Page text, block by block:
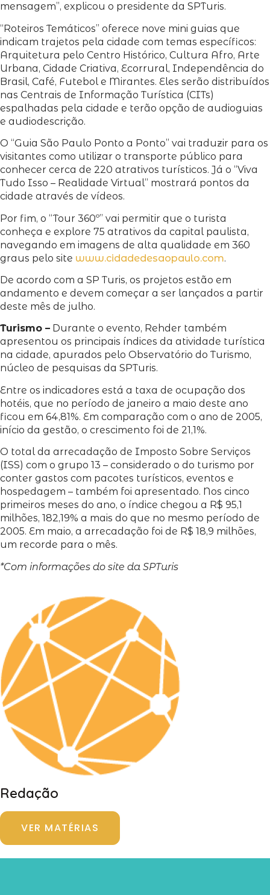
mensagem”, explicou o presidente da SPTuris.
“Roteiros Temáticos” oferece nove mini guias que
indicam trajetos pela cidade com temas específicos:
Arquitetura pelo Centro Histórico, Cultura Afro, Arte
Urbana, Cidade Criativa, Ecorrural, Independência do
Brasil, Café, Futebol e Mirantes. Eles serão distribuídos
nas Centrais de Informação Turística (CITs)
espalhadas pela cidade e terão opção de audioguias
e audiodescrição.
O “Guia São Paulo Ponto a Ponto” vai traduzir para os
visitantes como utilizar o transporte público para
conhecer cerca de 220 atrativos turísticos. Já o “Viva
Tudo Isso – Realidade Virtual” mostrará pontos da
cidade através de vídeos.
Por fim, o “Tour 360º” vai permitir que o turista
conheça e explore 75 atrativos da capital paulista,
navegando em imagens de alta qualidade em 360
graus pelo site www.cidadedesaopaulo.com.
De acordo com a SP Turis, os projetos estão em
andamento e devem começar a ser lançados a partir
deste mês de julho.
Turismo – Durante o evento, Rehder também
apresentou os principais índices da atividade turística
na cidade, apurados pelo Observatório do Turismo,
núcleo de pesquisas da SPTuris.
Entre os indicadores está a taxa de ocupação dos
hotéis, que no período de janeiro a maio deste ano
ficou em 64,81%. Em comparação com o ano de 2005,
início da gestão, o crescimento foi de 21,1%.
O total da arrecadação de Imposto Sobre Serviços
(ISS) com o grupo 13 – considerado o do turismo por
conter gastos com pacotes turísticos, eventos e
hospedagem – também foi apresentado. Nos cinco
primeiros meses do ano, o índice chegou a R$ 95,1
milhões, 182,19% a mais do que no mesmo período de
2005. Em maio, a arrecadação foi de R$ 18,9 milhões,
um recorde para o mês.
*Com informações do site da SPTuris
Redação
VER MATÉRIAS